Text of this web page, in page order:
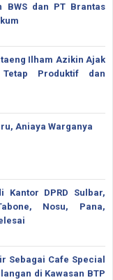
BWS dan PT Brantas
Ilham Azikin Ajak
Produktif dan
Aniaya Warganya
Kantor DPRD Sulbar,
Nosu, Pana,
Sebagai Cafe Special
di Kawasan BTP